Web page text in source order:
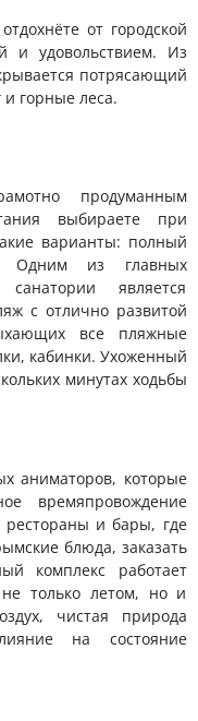
от городской
и удовольствием. Из
потрясающий
и горные леса.
продуманным
выбираете при
варианты: полный
Одним из главных
является
с отлично развитой
все пляжные
кабинки. Ухоженный
минутах ходьбы
аниматоров, которые
времяпровождение
и бары, где
блюда, заказать
комплекс работает
только летом, но и
чистая природа
на состояние